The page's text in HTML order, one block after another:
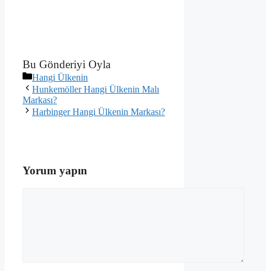
Bu Gönderiyi Oyla
Kategoriler
Hangi Ülkenin
Hunkemöller Hangi Ülkenin Malı
Markası?
Harbinger Hangi Ülkenin Markası?
Yorum yapın